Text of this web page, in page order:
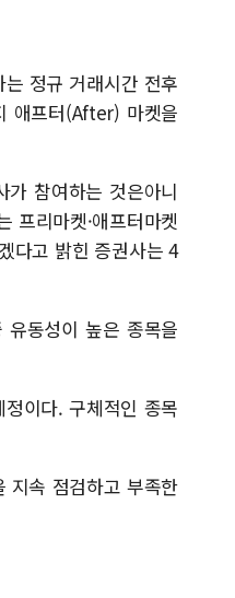
정규 거래시간 전후
애프터(After) 마켓을
참여하는 것은아니
프리마켓·애프터마켓
다고 밝힌 증권사는 4
동성이 높은 종목을
이다. 구체적인 종목
지속 점검하고 부족한